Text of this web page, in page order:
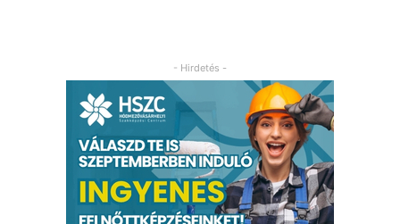
- Hirdetés -